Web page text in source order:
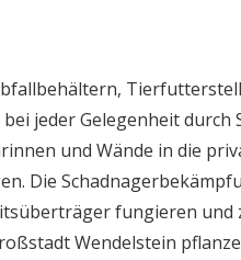
jeder Gelegenheit durch
und Wände in die
Die
fungieren und
Wendelstein